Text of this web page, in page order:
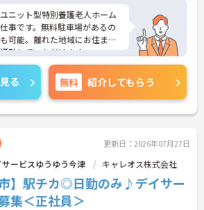
ニット型特別養護老人ホーム
事です。無料駐車場があるの
可能。離れた地域にお住まい
勤していただけます。
接対策ポイントなど、さらに
すのでお気軽にご相談くださ
る 無料 紹介してもらう
更新日：2026年07月27日
ービスゆうゆう今津 キャレオス株式会社
市】駅チカ◎日勤のみ♪デイサー
集＜正社員＞